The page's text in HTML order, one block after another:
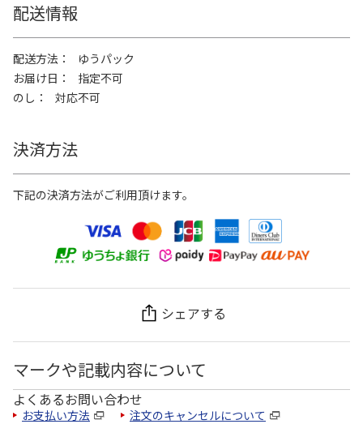
配送情報
配送方法
ゆうパック
お届け日
指定不可
のし
対応不可
決済方法
下記の決済方法がご利用頂けます。
シェアする
マークや記載内容について
よくあるお問い合わせ
お支払い方法 注文のキャンセルについて